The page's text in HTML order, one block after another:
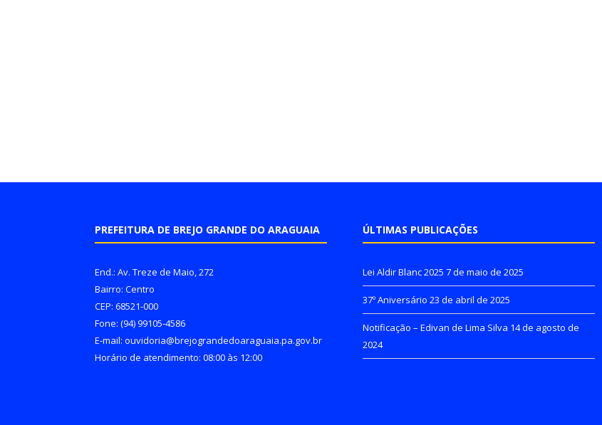
PREFEITURA DE BREJO GRANDE DO ARAGUAIA
End.: Av. Treze de Maio, 272
Bairro: Centro
CEP: 68521-000
Fone: (94) 99105-4586
E-mail: ouvidoria@brejograndedoaraguaia.pa.gov.br
Horário de atendimento: 08:00 às 12:00
ÚLTIMAS PUBLICAÇÕES
Lei Aldir Blanc 2025 7 de maio de 2025
37º Aniversário 23 de abril de 2025
Notificação – Edivan de Lima Silva 14 de agosto de
2024